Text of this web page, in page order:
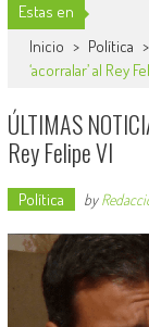
Estas en
Inicio > Política >
‘acorralar’ al Rey
ÚLTIMAS
Rey Felipe VI
Política by